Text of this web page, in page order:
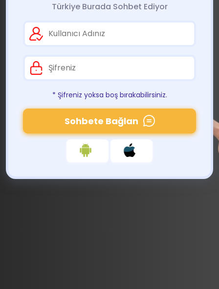
Türkiye Burada Sohbet Ediyor
* Şifreniz yoksa boş bırakabilirsiniz.
Sohbete Bağlan